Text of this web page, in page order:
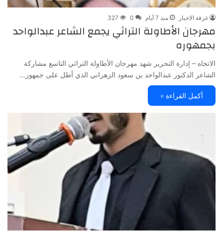
غرفة الاخبار منذ 7 أيام 0
327
مهرجان الأطاولة التراثي يجمع الشاعر عبدالواحد
بجمهوره
الاتجاه – إدارة التحرير شهد مهرجان الأطاولة التراثي التاسع مشاركة
الشاعر الدكتور عبدالواحد بن سعود الزهراني الذي أطل على جمهور…
أكمل القراءة »